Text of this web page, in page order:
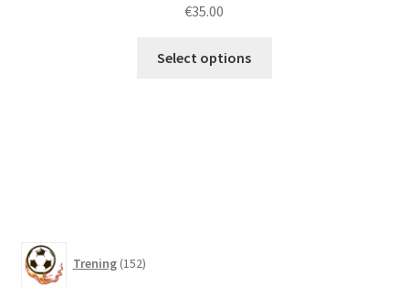
€35.00
Select options
Trening 152izdelkov